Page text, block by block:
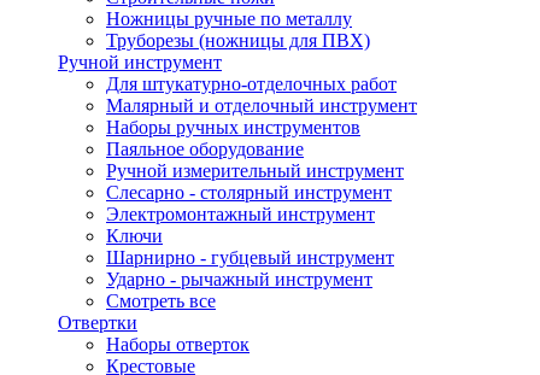
Ножницы ручные по металлу
Труборезы (ножницы для ПВХ)
Ручной инструмент
Для штукатурно-отделочных работ
Малярный и отделочный инструмент
Наборы ручных инструментов
Паяльное оборудование
Ручной измерительный инструмент
Слесарно - столярный инструмент
Электромонтажный инструмент
Ключи
Шарнирно - губцевый инструмент
Ударно - рычажный инструмент
Смотреть все
Отвертки
Наборы отверток
Крестовые